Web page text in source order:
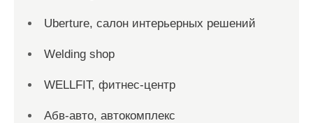
Uberture, салон интерьерных решений
Welding shop
WELLFIT, фитнес-центр
Абв-авто, автокомплекс